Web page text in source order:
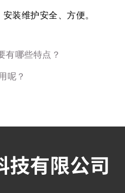
装维护安全、方便。
有哪些特点？
呢？